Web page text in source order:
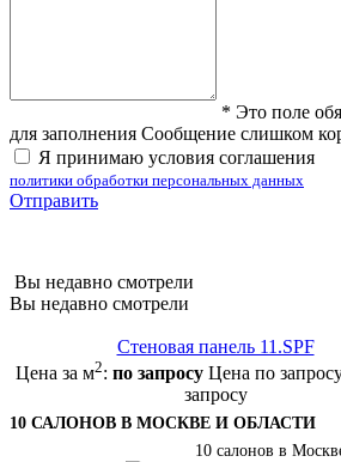
* Это поле
для заполнения Сообщение слишком
Я принимаю условия соглашения
политики обработки персональных данных
Отправить
Вы недавно смотрели
Вы недавно смотрели
Стеновая панель 11.SPF
Цена за м2: по запросу Цена по
запросу
10 САЛОНОВ В МОСКВЕ И ОБЛАСТИ
10 салонов в